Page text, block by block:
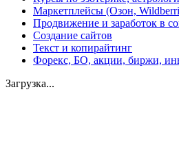
Маркетплейсы (Озон,
Продвижение и заработок в
Создание сайтов
Текст и копирайтинг
Форекс, БО, акции, биржи,
Загрузка...